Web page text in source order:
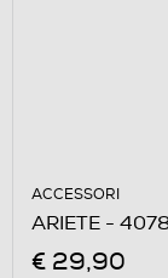
ACCESSORI
€ 29,90